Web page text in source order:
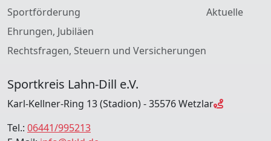
Sportförderung
Ehrungen, Jubiläen
Rechtsfragen, Steuern und Versicherungen
Aktuelle
Sportkreis Lahn-Dill e.V.
Karl-Kellner-Ring 13 (Stadion) - 35576 Wetzlar
Tel.: 06441/995213